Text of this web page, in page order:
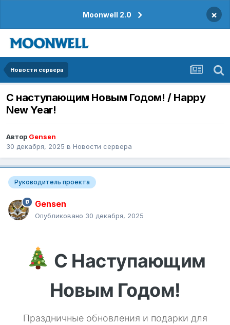
Moonwell 2.0 ×
Новости сервера
С наступающим Новым Годом! / Happy
New Year!
Автор Gensen
30 декабря, 2025 в Новости сервера
Руководитель проекта
Gensen
Опубликовано 30 декабря, 2025
С Наступающим
Новым Годом!
Праздничные обновления и подарки для